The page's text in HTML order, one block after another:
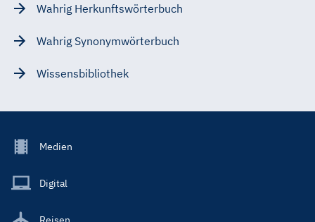
Wahrig Herkunftswörterbuch
Wahrig Synonymwörterbuch
Wissensbibliothek
Footer
Main
Medien
Digital